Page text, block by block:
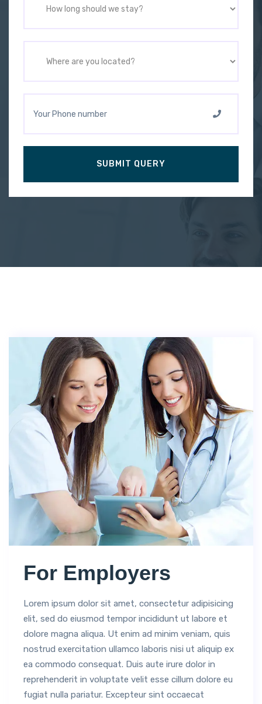
For Employers
Lorem ipsum dolor sit amet, consectetur adipisicing
elit, sed do eiusmod tempor incididunt ut labore et
dolore magna aliqua. Ut enim ad minim veniam, quis
nostrud exercitation ullamco laboris nisi ut aliquip ex
ea commodo consequat. Duis aute irure dolor in
reprehenderit in voluptate velit esse cillum dolore eu
fugiat nulla pariatur. Excepteur sint occaecat